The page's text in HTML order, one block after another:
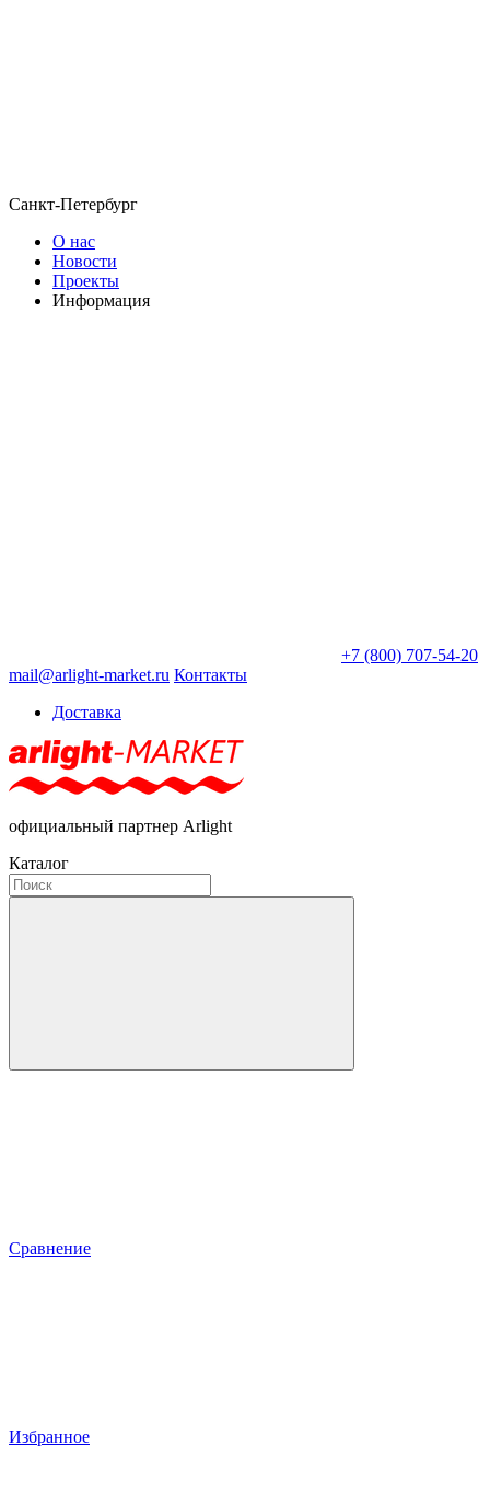
Санкт-Петербург
О нас
Новости
Проекты
Информация
+7 (800) 707-54-20
mail@arlight-market.ru Контакты
Доставка
официальный партнер Arlight
Каталог
Сравнение
Избранное